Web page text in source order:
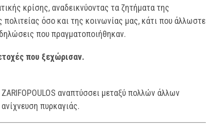
κρίσης, αναδεικνύοντας τα ζητήματα της
όσο και της κοινωνίας μας, κάτι που άλλωστε
που πραγματοποιήθηκαν.
που ξεχώρισαν.
αναπτύσσει μεταξύ πολλών άλλων
πυρκαγιάς.